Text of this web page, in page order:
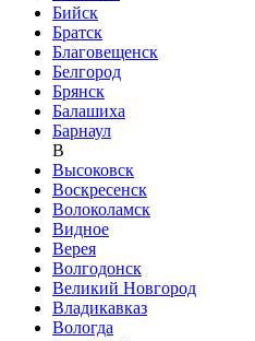
Бийск
Братск
Благовещенск
Белгород
Брянск
Балашиха
Барнаул
В
Высоковск
Воскресенск
Волоколамск
Видное
Верея
Волгодонск
Великий Новгород
Владикавказ
Вологда